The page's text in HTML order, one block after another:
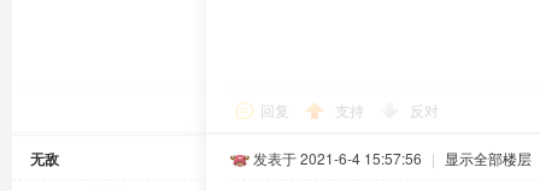
回复 支持 反对
无敌 发表于 2021-6-4 15:57:56 | 显示全部楼层